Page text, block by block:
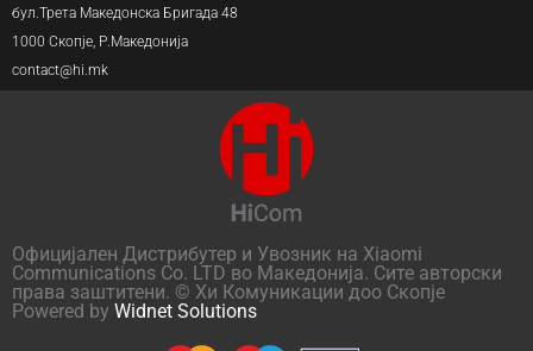
бул.Трета Македонска Бригада 48
1000 Скопје, Р.Македонија
contact@hi.mk
Официјален Дистрибутер и Увозник на Xiaomi
Communications Co. LTD во Македонија. Сите авторски
права заштитени. © Хи Комуникации доо Скопје
Powered by Widnet Solutions